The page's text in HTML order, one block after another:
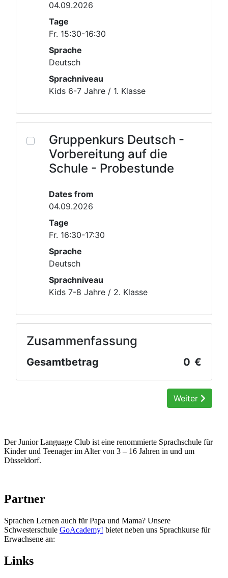
Der Junior Language Club ist eine renommierte Sprachschule für
Kinder und Teenager im Alter von 3 – 16 Jahren in und um
Düsseldorf.
Partner
Sprachen Lernen auch für Papa und Mama? Unsere
Schwesterschule GoAcademy! bietet neben uns Sprachkurse für
Erwachsene an:
Links